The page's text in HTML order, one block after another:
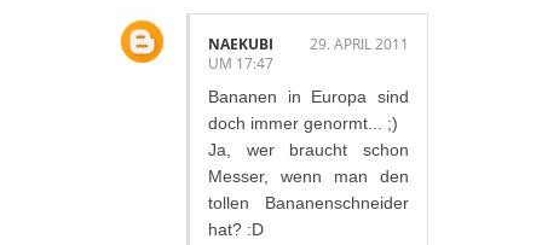
NAEKUBI
29. APRIL 2011
UM 17:47
Bananen in Europa sind
doch immer genormt... ;)
Ja, wer braucht schon
Messer, wenn man den
tollen Bananenschneider
hat? :D